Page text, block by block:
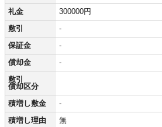
礼金 300000円
敷引 -
保証金 -
償却金 -
敷引
償却区分
積増し敷金 -
積増し理由 無